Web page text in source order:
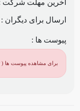
آخرین مهلت شرکت
ارسال برای دیگران :
پیوست ها :
برای مشاهده پیوست ها (